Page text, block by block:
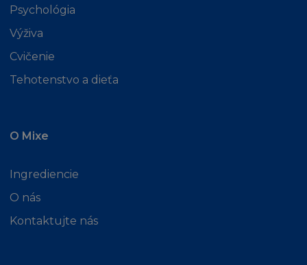
Psychológia
Výživa
Cvičenie
Tehotenstvo a dieťa
O Mixe
Ingrediencie
O nás
Kontaktujte nás